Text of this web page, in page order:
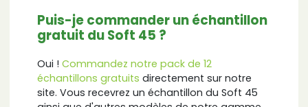
Puis-je commander un échantillon
gratuit du Soft 45 ?
Oui ! Commandez notre pack de 12
échantillons gratuits directement sur notre
site. Vous recevrez un échantillon du Soft 45